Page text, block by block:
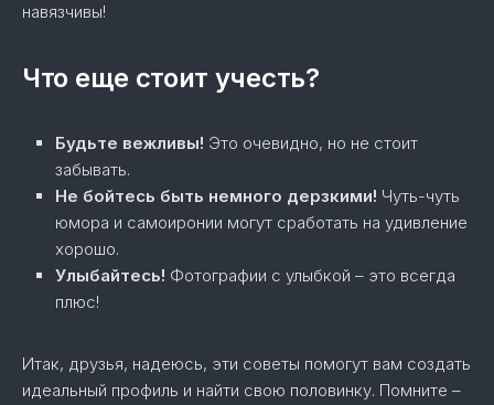
навязчивы!
Что еще стоит учесть?
Будьте вежливы! Это очевидно, но не стоит
забывать.
Не бойтесь быть немного дерзкими! Чуть-чуть
юмора и самоиронии могут сработать на удивление
хорошо.
Улыбайтесь! Фотографии с улыбкой – это всегда
плюс!
Итак, друзья, надеюсь, эти советы помогут вам создать
идеальный профиль и найти свою половинку. Помните –